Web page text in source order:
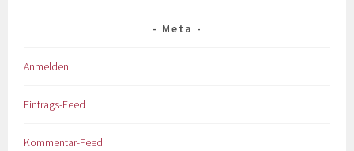
Meta
Anmelden
Eintrags-Feed
Kommentar-Feed